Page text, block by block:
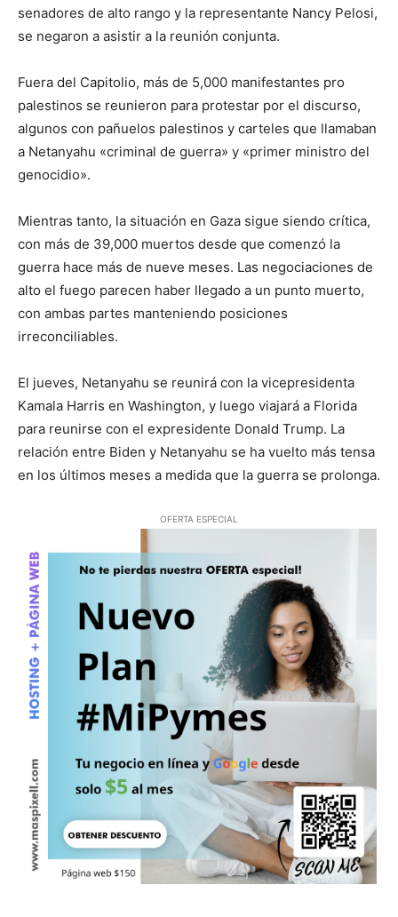
senadores de alto rango y la representante Nancy Pelosi,
se negaron a asistir a la reunión conjunta.
Fuera del Capitolio, más de 5,000 manifestantes pro
palestinos se reunieron para protestar por el discurso,
algunos con pañuelos palestinos y carteles que llamaban
a Netanyahu «criminal de guerra» y «primer ministro del
genocidio».
Mientras tanto, la situación en Gaza sigue siendo crítica,
con más de 39,000 muertos desde que comenzó la
guerra hace más de nueve meses. Las negociaciones de
alto el fuego parecen haber llegado a un punto muerto,
con ambas partes manteniendo posiciones
irreconciliables.
El jueves, Netanyahu se reunirá con la vicepresidenta
Kamala Harris en Washington, y luego viajará a Florida
para reunirse con el expresidente Donald Trump. La
relación entre Biden y Netanyahu se ha vuelto más tensa
en los últimos meses a medida que la guerra se prolonga.
OFERTA ESPECIAL